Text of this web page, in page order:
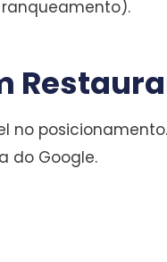
do Google.